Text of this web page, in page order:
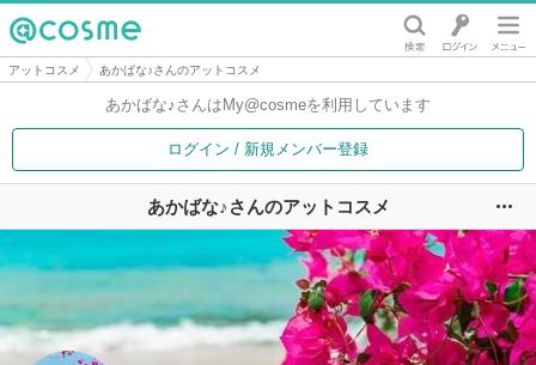
@cosme
アットコスメ あかばな♪さんのアットコスメ
あかばな♪さんは My@cosmeを利用しています
ログイン / 新規メンバー登録
あかばな♪さんのアットコスメ